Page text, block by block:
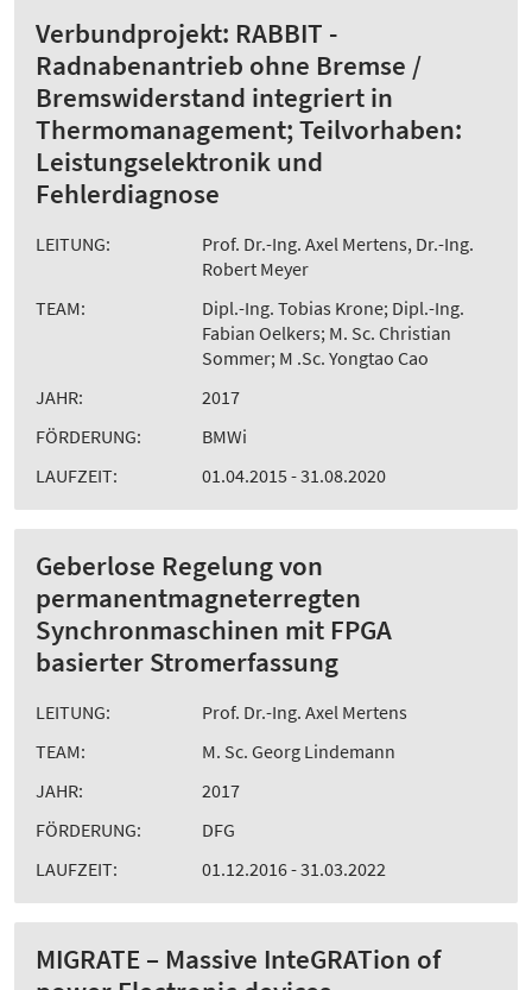
Verbundprojekt: RABBIT -
Radnabenantrieb ohne Bremse /
Bremswiderstand integriert in
Thermomanagement; Teilvorhaben:
Leistungselektronik und
Fehlerdiagnose
LEITUNG:
Prof. Dr.-Ing. Axel Mertens, Dr.-Ing.
Robert Meyer
TEAM:
Dipl.-Ing. Tobias Krone; Dipl.-Ing.
Fabian Oelkers; M. Sc. Christian
Sommer; M .Sc. Yongtao Cao
JAHR:
2017
FÖRDERUNG:
BMWi
LAUFZEIT:
01.04.2015 - 31.08.2020
Geberlose Regelung von
permanentmagneterregten
Synchronmaschinen mit FPGA
basierter Stromerfassung
LEITUNG:
Prof. Dr.-Ing. Axel Mertens
TEAM:
M. Sc. Georg Lindemann
JAHR:
2017
FÖRDERUNG:
DFG
LAUFZEIT:
01.12.2016 - 31.03.2022
MIGRATE – Massive InteGRATion of